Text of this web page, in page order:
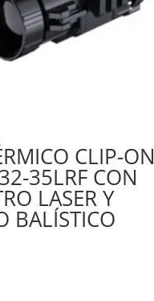
CLIP-ON
35LRF CON
LASER Y
BALÍSTICO